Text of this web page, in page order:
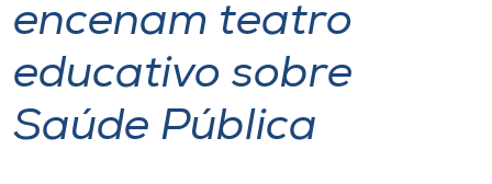
Atendimento ao Estudante
Portal de Ensino
encenam teatro
educativo sobre
Saúde Pública